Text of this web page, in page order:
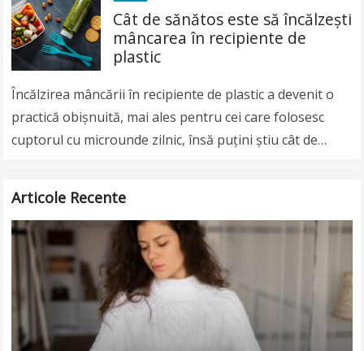
Cât de sănătos este să încălzeşti
mâncarea în recipiente de
plastic
Încălzirea mâncării în recipiente de plastic a devenit o
practică obişnuită, mai ales pentru cei care folosesc
cuptorul cu microunde zilnic, însă puţini ştiu cât de
Articole Recente